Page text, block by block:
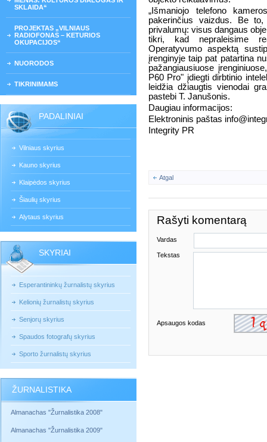
SKLAIDA“
PROJEKTAS „VILNIAUS
RADIOFONAS – KETURIOS
OKUPACIJOS“
NUORODOS
TIKRINIMAMS
PADALINIAI
Vilniaus skyrius
Kauno skyrius
Klaipėdos skyrius
Šiaulių skyrius
Alytaus skyrius
SKYRIAI
Esperantininkų žurnalistų skyrius
Kelionių žurnalistų skyrius
Senjorų skyrius
Spaudos fotografų skyrius
Sporto žurnalistų skyrius
ŽURNALISTIKA
Almanachas "Žurnalistika 2008"
Almanachas "Žurnalistika 2009"
„Išmaniojo telefono
pakerinčius vaizdus. Be
privalumų: visus dangaus
tikri, kad nepraleisime
Operatyvumo aspektą
įrenginyje taip pat patartina
pažangiausiuose
P60 Pro" įdiegti dirbtinio
leidžia džiaugtis vienodai
pastebi T. Janušonis.
Daugiau informacijos:
Elektroninis paštas
Integrity PR
Atgal
Rašyti komentarą
Vardas
Tekstas
Apsaugos kodas